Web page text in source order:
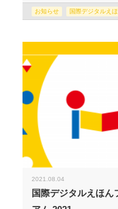
お知らせ 国際デジタルえ
2021.08.04
国際デジタルえほ